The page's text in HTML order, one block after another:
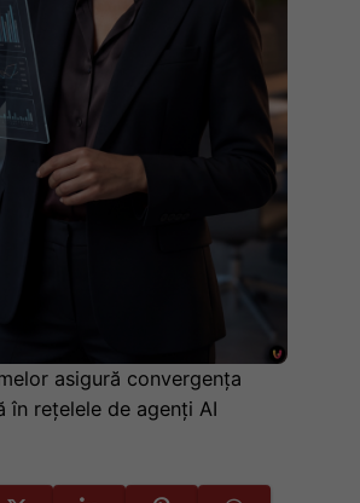
asigură convergența
în rețelele de agenți AI